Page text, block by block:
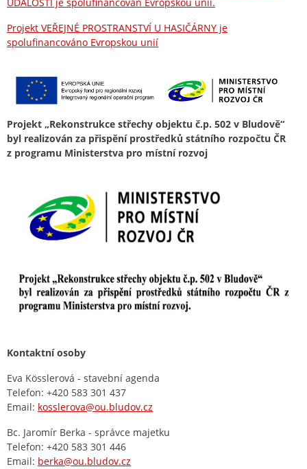
Projekt VEŘEJNÉ PROSTRANSTVÍ U HASIČÁRNY je
spolufinancováno Evropskou unií
Projekt „Rekonstrukce střechy objektu č.p. 502 v Bludově“
byl realizován za přispění prostředků státního rozpočtu ČR
z programu Ministerstva pro místní rozvoj
Kontaktní osoby
Eva Kösslerová - stavební agenda
Telefon: +420 583 301 437
Email: kosslerova@ou.bludov.cz
Bc. Jaromír Berka - správce majetku
Telefon: +420 583 301 446
Email: berka@ou.bludov.cz